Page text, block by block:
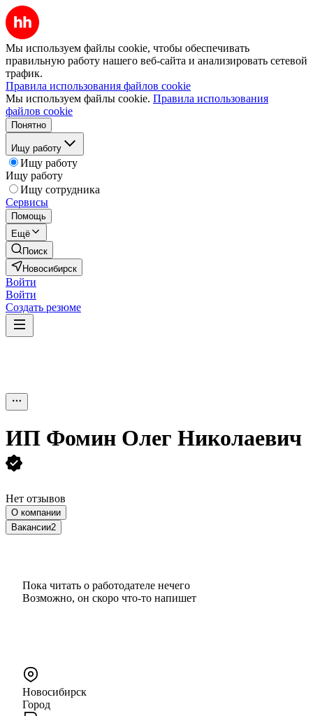
Мы используем файлы cookie, чтобы обеспечивать
правильную работу нашего веб-сайта и анализировать сетевой
трафик.
Правила использования файлов cookie
Мы используем файлы cookie. Правила использования
файлов cookie
Понятно
Ищу работу
Ищу работу
Ищу работу
Ищу сотрудника
Сервисы
Помощь
Ещё
Поиск
Новосибирск
Войти
Войти
Создать резюме
ИП Фомин Олег Николаевич
Нет отзывов
О компании
Вакансии2
Пока читать о работодателе нечего
Возможно, он скоро что‑то напишет
Новосибирск
Город